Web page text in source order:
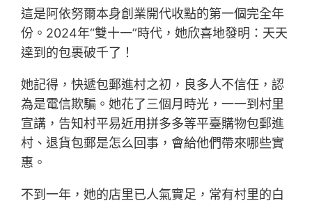
這是阿依努爾本身創業開代收點的第一個完全年
份。2024年“雙十一”時代，她欣喜地發明：天天
達到的包裹破千了！
她記得，快遞包郵進村之初，良多人不信任，認
為是電信欺騙。她花了三個月時光，一一到村里
宣講，告知村平易近用拼多多等平臺購物包郵進
村、退貨包郵是怎么回事，會給他們帶來哪些實
惠。
不到一年，她的店里已人氣實足，常有村里的白